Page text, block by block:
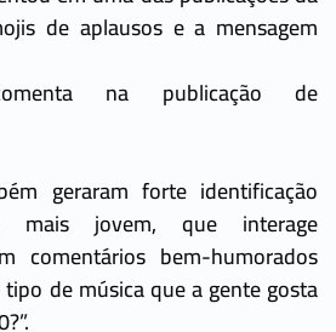
de aplausos e a mensagem
na publicação de
geraram forte identificação
jovem, que interage
comentários bem-humorados
de música que a gente gosta